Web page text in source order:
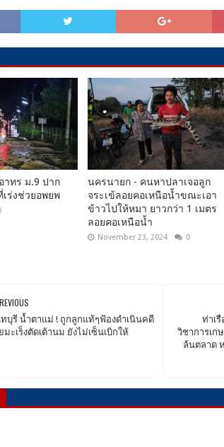
าทร ม.9 ปาก
ร่งช่วยอพยพ
นครนายก - คนหาปลาเจอลูก
จระเข้ลอยคอเหนือน้ำขณะเอา
ข้าวไปให้หมา ยาวกว่า 1 เมตร
ลอยคอเหนือน้ำ
November 23, 2024 0
ท่าเ
วิชาการเก
ล้นตลาด
บุรี น้ำตาแม่ ! ถูกลูกแท้ๆฟ้องดำเนินคดี
มะเร็งตัดเต้านม ยังไม่เซ็นเบิกให้